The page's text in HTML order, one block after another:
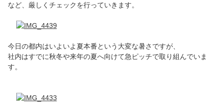
など、厳しくチェックを行っていきます。
今日の都内はいよいよ夏本番という大変な暑さですが、
社内はすでに秋冬や来年の夏へ向けて急ピッチで取り組んでいま
す。